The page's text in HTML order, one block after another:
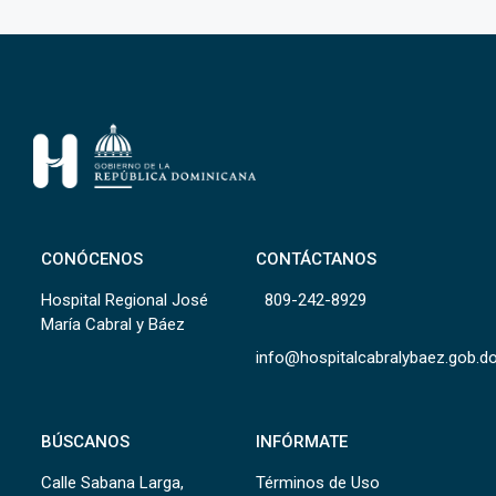
CONÓCENOS
Hospital Regional José
María Cabral y Báez
CONTÁCTANOS
809-242-8929
BÚSCANOS
Calle Sabana Larga,
INFÓRMATE
Términos de Uso